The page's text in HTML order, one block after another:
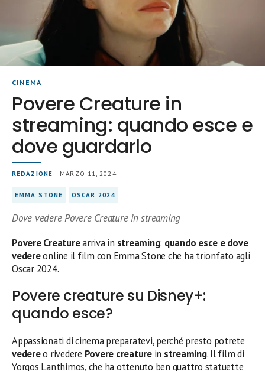
CINEMA
Povere Creature in
streaming: quando esce e
dove guardarlo
REDAZIONE | MARZO 11, 2024
EMMA STONE OSCAR 2024
Dove vedere Povere Creature in streaming
Povere Creaturearriva in streaming: quando esce e dove
vedereonline il film con Emma Stone che ha trionfato agli
Oscar 2024.
Povere creature su Disney+:
quando esce?
Appassionati di cinema preparatevi, perché presto potrete
vedereo rivedere Povere creaturein streaming. Il film di
Yorgos Lanthimos, che ha ottenuto ben quattro statuette